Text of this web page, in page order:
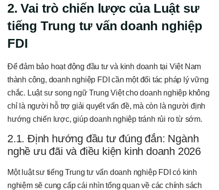
2. Vai trò chiến lược của Luật sư
tiếng Trung tư vấn doanh nghiệp
FDI
Để đảm bảo hoạt động đầu tư và kinh doanh tại Việt Nam
thành công, doanh nghiệp FDI cần một đối tác pháp lý vững
chắc. Luật sư song ngữ Trung Việt cho doanh nghiệp không
chỉ là người hỗ trợ giải quyết vấn đề, mà còn là người định
hướng chiến lược, giúp doanh nghiệp tránh rủi ro từ sớm.
2.1. Định hướng đầu tư đúng đắn: Ngành
nghề ưu đãi và điều kiện kinh doanh 2026
Một luật sư tiếng Trung tư vấn doanh nghiệp FDI có kinh
nghiệm sẽ cung cấp cái nhìn tổng quan về các chính sách